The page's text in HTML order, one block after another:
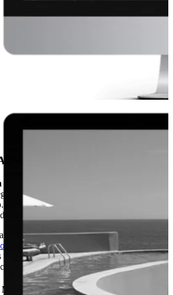
Slideshow
arcu. In enim justo, rhoncus ut, imperdiet
Nullam dictum felis eu pede mollis pretium.
Vivamus elementum semper nisi.
consectetuer adipiscing elit. Aenean
. Aenean massa. Cum sociis natoque
parturient montes, nasceturridiculusmus.
nec, pellentesque eu, pretium quis, sem.
Most Recent Entries